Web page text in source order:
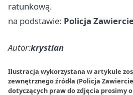
ratunkową.
na podstawie: Policja
Autor:krystian
Ilustracja wykorzystana w artykule
zewnętrznego źródła (Policja
dotyczących praw do zdjęcia prosimy o